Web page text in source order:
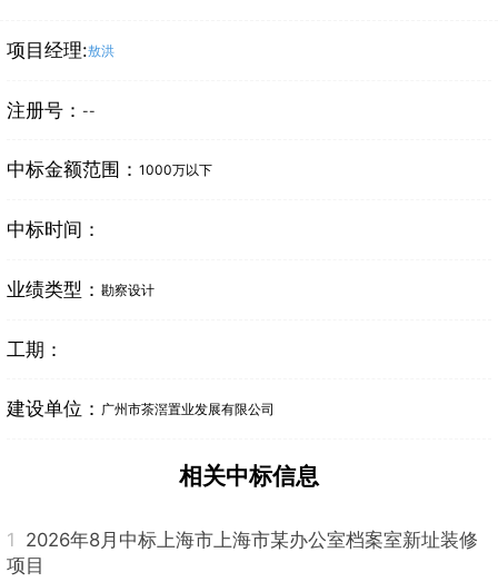
项目经理:敖洪
注册号： --
中标金额范围： 1000万以下
中标时间：
业绩类型： 勘察设计
工期：
建设单位： 广州市茶滘置业发展有限公司
相关中标信息
1 2026年8月中标上海市上海市某办公室档案室新址装修
项目